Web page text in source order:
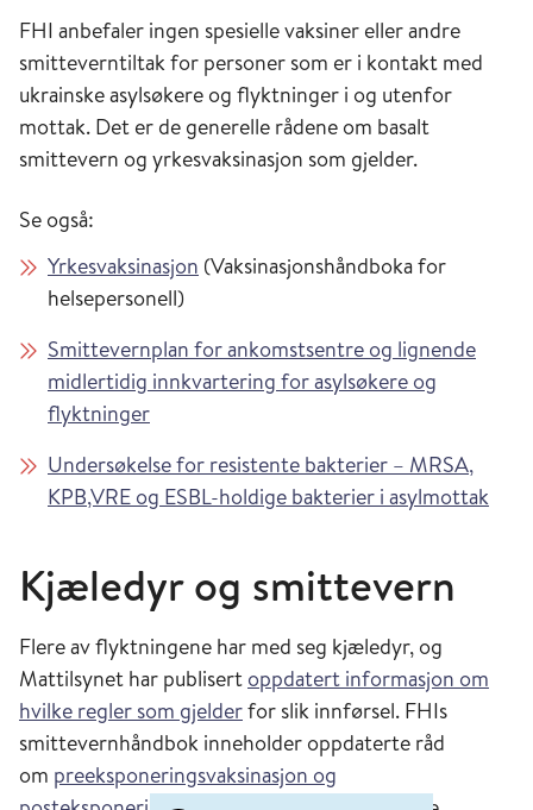
FHI anbefaler ingen spesielle vaksiner eller andre
smitteverntiltak for personer som er i kontakt med
ukrainske asylsøkere og flyktninger i og utenfor
mottak. Det er de generelle rådene om basalt
smittevern og yrkesvaksinasjon som gjelder.
Se også:
Yrkesvaksinasjon (Vaksinasjonshåndboka for
helsepersonell)
Smittevernplan for ankomstsentre og lignende
midlertidig innkvartering for asylsøkere og
flyktninger
Undersøkelse for resistente bakterier – MRSA,
KPB,VRE og ESBL-holdige bakterier i asylmottak
Kjæledyr og smittevern
Flere av flyktningene har med seg kjæledyr, og
Mattilsynet har publisert oppdatert informasjon om
hvilke regler som gjelderfor slik innførsel. FHIs
smittevernhåndbok inneholder oppdaterte råd
om preeksponeringsvaksinasjon og